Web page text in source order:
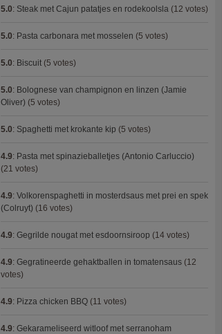
5.0: Steak met Cajun patatjes en rodekoolsla (12 votes)
5.0: Pasta carbonara met mosselen (5 votes)
5.0: Biscuit (5 votes)
5.0: Bolognese van champignon en linzen (Jamie
Oliver) (5 votes)
5.0: Spaghetti met krokante kip (5 votes)
4.9: Pasta met spinazieballetjes (Antonio Carluccio)
(21 votes)
4.9: Volkorenspaghetti in mosterdsaus met prei en spek
(Colruyt) (16 votes)
4.9: Gegrilde nougat met esdoornsiroop (14 votes)
4.9: Gegratineerde gehaktballen in tomatensaus (12
votes)
4.9: Pizza chicken BBQ (11 votes)
4.9: Gekarameliseerd witloof met serranoham